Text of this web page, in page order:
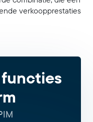
verkoopprestaties